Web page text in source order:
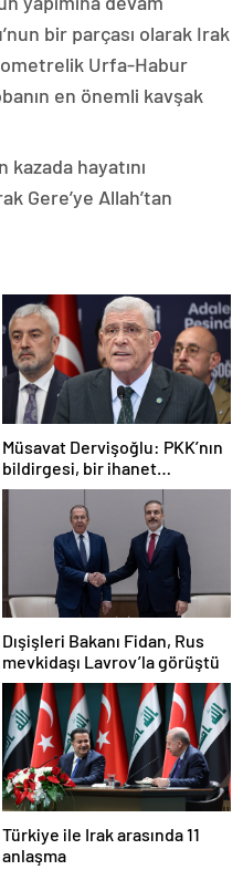
bir parçası olarak Irak
Urfa-Habur
en önemli kavşak
kazada hayatını
Gere’ye Allah’tan
Müsavat Dervişoğlu: PKK’nın
bildirgesi, bir ihanet
açıklamasıdır
Dışişleri Bakanı Fidan, Rus
mevkidaşı Lavrov’la görüştü
Türkiye ile Irak arasında 11
anlaşma